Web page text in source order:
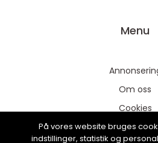
Menu
Om oss
Cookies
Kontakta
På vores website bruges
indstillinger, statistik og